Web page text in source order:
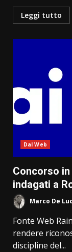
Leggi tutto
Dal Web
Concorso
indagati a
Marco De
Fonte Web
rendere
discipline del...